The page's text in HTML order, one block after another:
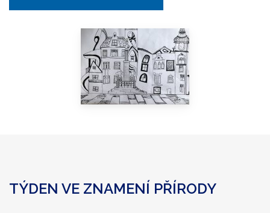
TÝDEN VE ZNAMENÍ PŘÍRODY